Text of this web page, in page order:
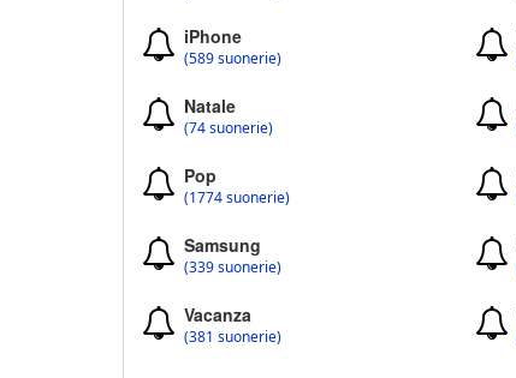
iPhone
(589 suonerie)
Natale
(74 suonerie)
Pop
(1774 suonerie)
Samsung
(339 suonerie)
Vacanza
(381 suonerie)